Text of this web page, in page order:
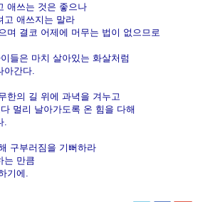
애쓰는 것은 좋으나
고 애쓰지는 말라
며 결코 어제에 머무는 법이 없으므로
들은 마치 살아있는 화살처럼
아간다.
한의 길 위에 과녁을 겨누고
멀리 날아가도록 온 힘을 다해
.
구부러짐을 기뻐하라
는 만큼
기에.